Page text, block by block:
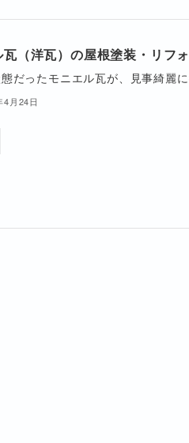
瓦（洋瓦）の屋根塗装・リフ
だったモニエル瓦が、見事綺麗に
4月24日